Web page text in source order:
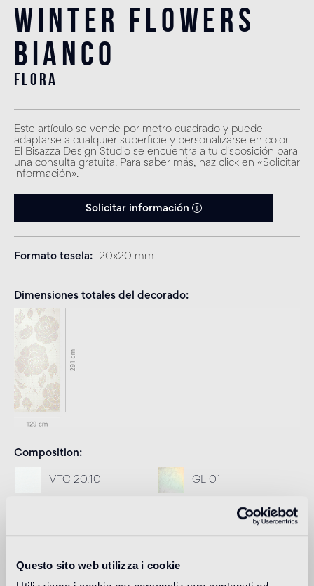
Questo sito web utilizza i cookie
Winter Flowers
Bianco
flora
Este artículo se vende por metro cuadrado y puede
adaptarse a cualquier superficie y personalizarse en color.
El Bisazza Design Studio se encuentra a tu disposición para
una consulta gratuita. Para saber más, haz click en «Solicitar
información».
Solicitar información
Formato tesela 20x20 mm
Dimensiones totales del decorado
Composition
VTC 20.10 GL 01
Fillgel plus 1101 bianco alabastro